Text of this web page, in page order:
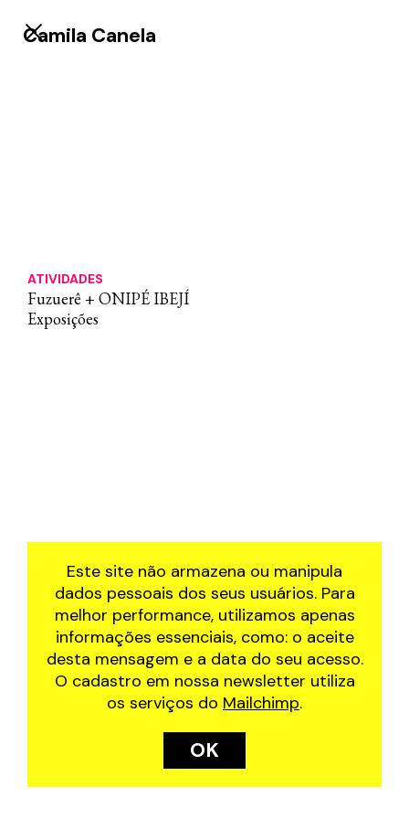
Camila Canela
ATIVIDADES
Fuzuerê + ONIPÉ IBEJÍ
Exposições
Este site não armazena ou manipula
dados pessoais dos seus usuários. Para
melhor performance, utilizamos apenas
informações essenciais, como: o aceite
desta mensagem e a data do seu acesso.
O cadastro em nossa newsletter utiliza
os serviços do Mailchimp.
OK